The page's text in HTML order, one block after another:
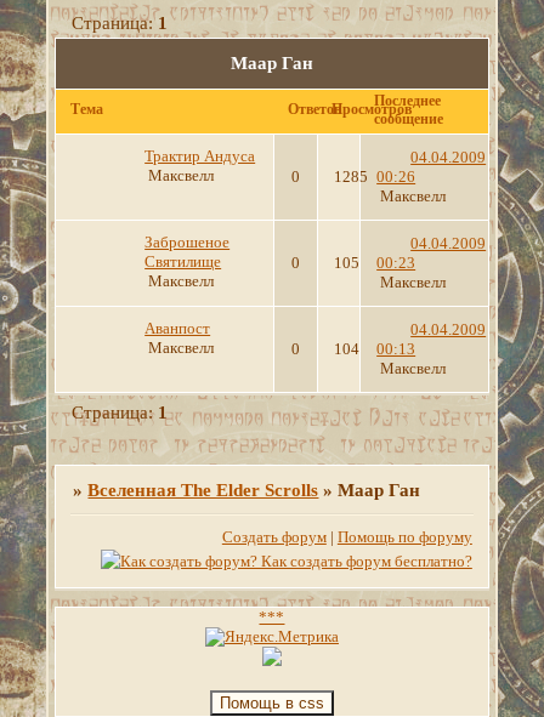
Маар Ган
Страница:1
Тема ОтветовПросмотров
Последнее
сообщение
Трактир Андуса
Максвелл
0 1285
04.04.2009
00:26
Максвелл
Заброшеное
Святилище
Максвелл
0 105
04.04.2009
00:23
Максвелл
Аванпост
Максвелл
0 104
04.04.2009
00:13
Максвелл
Страница: 1
»Вселенная The Elder Scrolls »Маар Ган
Создать форум| Помощь по форуму
***